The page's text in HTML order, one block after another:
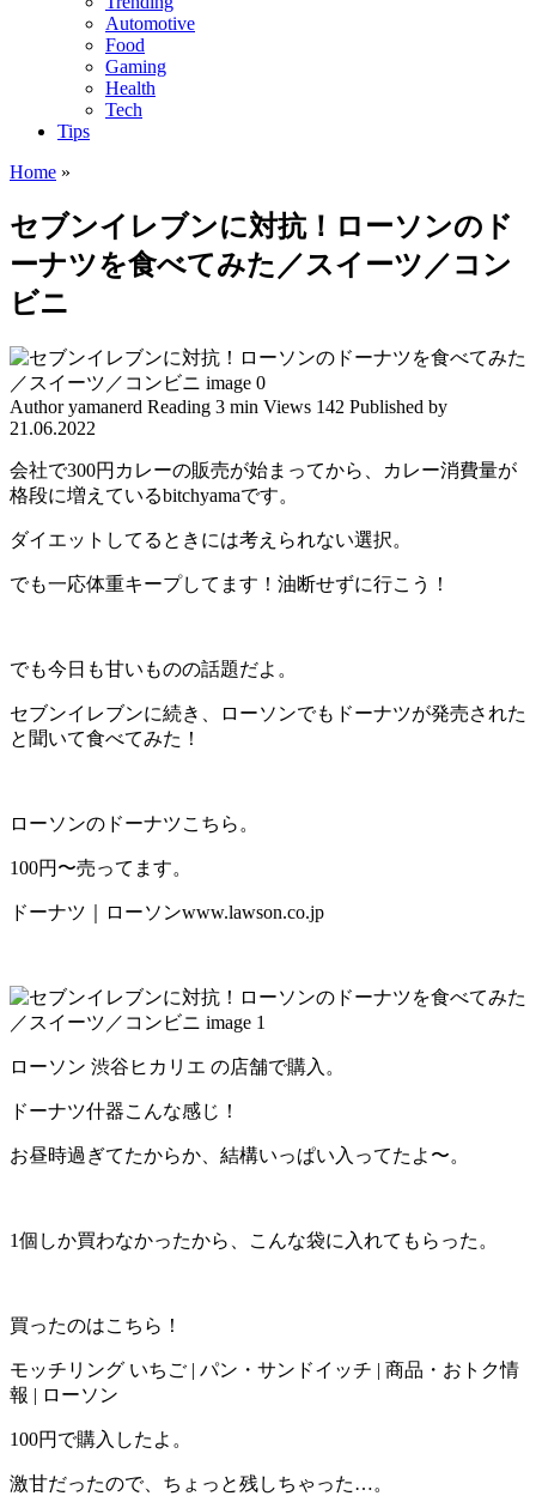
Automotive
Food
Gaming
Health
Tech
Tips
Home »
セブンイレブンに対抗！ローソンのド
ーナツを食べてみた／スイーツ／コン
ビニ
Author yamanerd Reading 3 min Views 142 Published by
21.06.2022
会社で300円カレーの販売が始まってから、カレー消費量が
格段に増えているbitchyamaです。
ダイエットしてるときには考えられない選択。
でも一応体重キープしてます！油断せずに行こう！
でも今日も甘いものの話題だよ。
セブンイレブンに続き、ローソンでもドーナツが発売された
と聞いて食べてみた！
ローソンのドーナツこちら。
100円〜売ってます。
ドーナツ｜ローソンwww.lawson.co.jp
ローソン 渋谷ヒカリエ の店舗で購入。
ドーナツ什器こんな感じ！
お昼時過ぎてたからか、結構いっぱい入ってたよ〜。
1個しか買わなかったから、こんな袋に入れてもらった。
買ったのはこちら！
モッチリング いちご | パン・サンドイッチ | 商品・おトク情
報 | ローソン
100円で購入したよ。
激甘だったので、ちょっと残しちゃった…。